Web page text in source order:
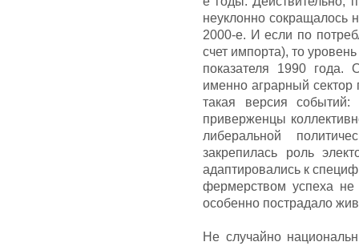
неуклонно сокращалось
2000-е. И если по
счет импорта), то
показателя 1990 года.
именно аграрный сектор
такая версия событий:
приверженцы
либеральной
закрепилась роль
адаптировались к
фермерством успеха
особенно пострадало
Не случайно